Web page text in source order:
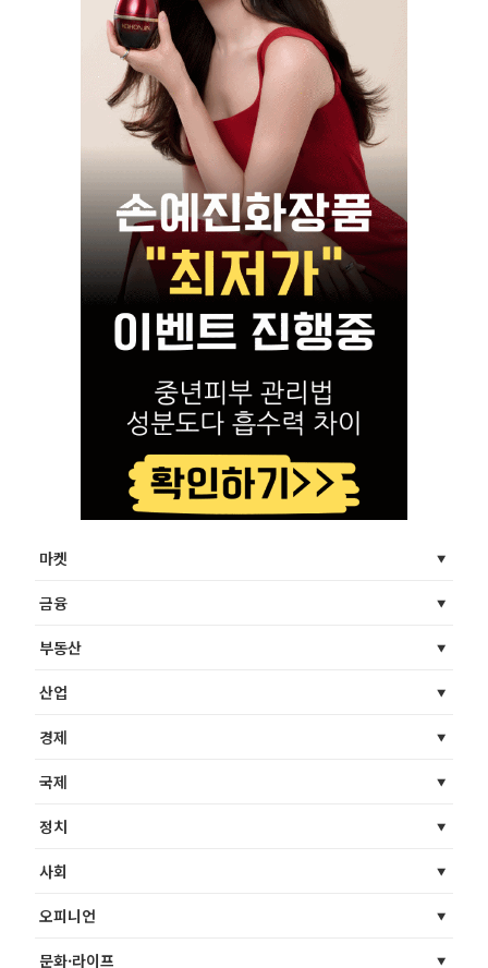
마켓
금융
부동산
산업
경제
국제
정치
사회
오피니언
문화·라이프